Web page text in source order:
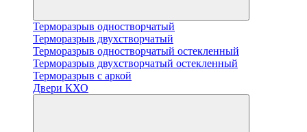
Терморазрыв одностворчатый
Терморазрыв двухстворчатый
Терморазрыв одностворчатый остекленный
Терморазрыв двухстворчатый остекленный
Терморазрыв с аркой
Двери КХО